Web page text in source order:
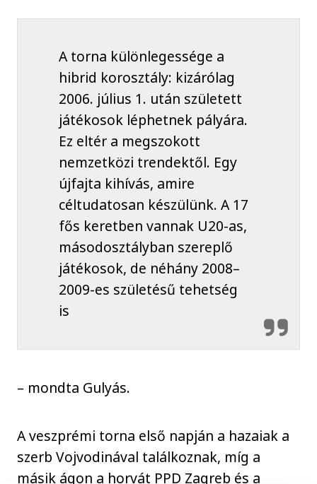
A torna különlegessége a
hibrid korosztály: kizárólag
2006. július 1. után született
játékosok léphetnek pályára.
Ez eltér a megszokott
nemzetközi trendektől. Egy
újfajta kihívás, amire
céltudatosan készülünk. A 17
fős keretben vannak U20-as,
másodosztályban szereplő
játékosok, de néhány 2008–
2009-es születésű tehetség
is
– mondta Gulyás.
A veszprémi torna első napján a hazaiak a
szerb Vojvodinával találkoznak, míg a
másik ágon a horvát PPD Zagreb és a